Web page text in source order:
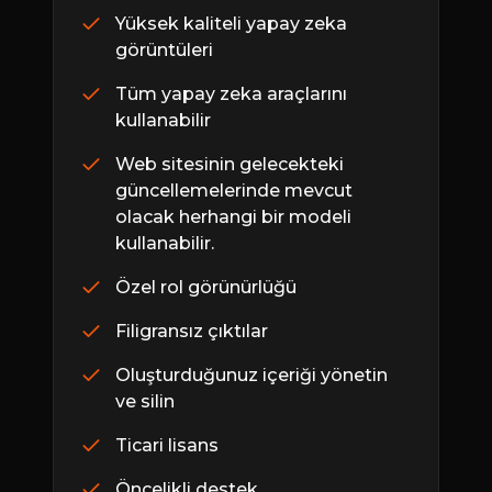
Yüksek kaliteli yapay zeka
görüntüleri
Tüm yapay zeka araçlarını
kullanabilir
Web sitesinin gelecekteki
güncellemelerinde mevcut
olacak herhangi bir modeli
kullanabilir.
Özel rol görünürlüğü
Filigransız çıktılar
Oluşturduğunuz içeriği yönetin
ve silin
Ticari lisans